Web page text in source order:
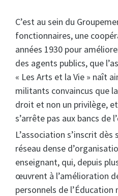
C’est au sein du
fonctionnaires, une
années 1930 pour
des agents publics, que
« Les Arts et la Vie » naît
militants convaincus que
droit et non un privilège,
s’arrête pas aux bancs de
L’association s’inscrit dès
réseau dense
enseignant, qui, depuis
œuvrent à l’amélioration
personnels de